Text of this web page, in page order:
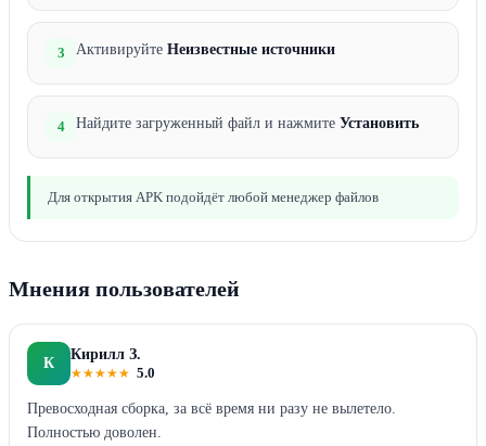
3 Активируйте Неизвестные источники
4 Найдите загруженный файл и нажмите Установить
Для открытия APK подойдёт любой менеджер файлов
Мнения пользователей
К
Кирилл З.
★★★★★ 5.0
Превосходная сборка, за всё время ни разу не вылетело.
Полностью доволен.